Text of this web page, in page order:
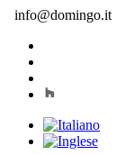
info@domingo.it